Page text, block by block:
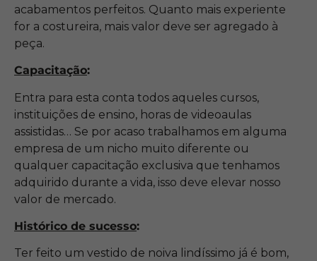
acabamentos perfeitos. Quanto mais experiente
for a costureira, mais valor deve ser agregado à
peça.
Capacitação:
Entra para esta conta todos aqueles cursos,
instituições de ensino, horas de videoaulas
assistidas… Se por acaso trabalhamos em alguma
empresa de um nicho muito diferente ou
qualquer capacitação exclusiva que tenhamos
adquirido durante a vida, isso deve elevar nosso
valor de mercado.
Histórico de sucesso:
Ter feito um vestido de noiva lindíssimo já é bom,